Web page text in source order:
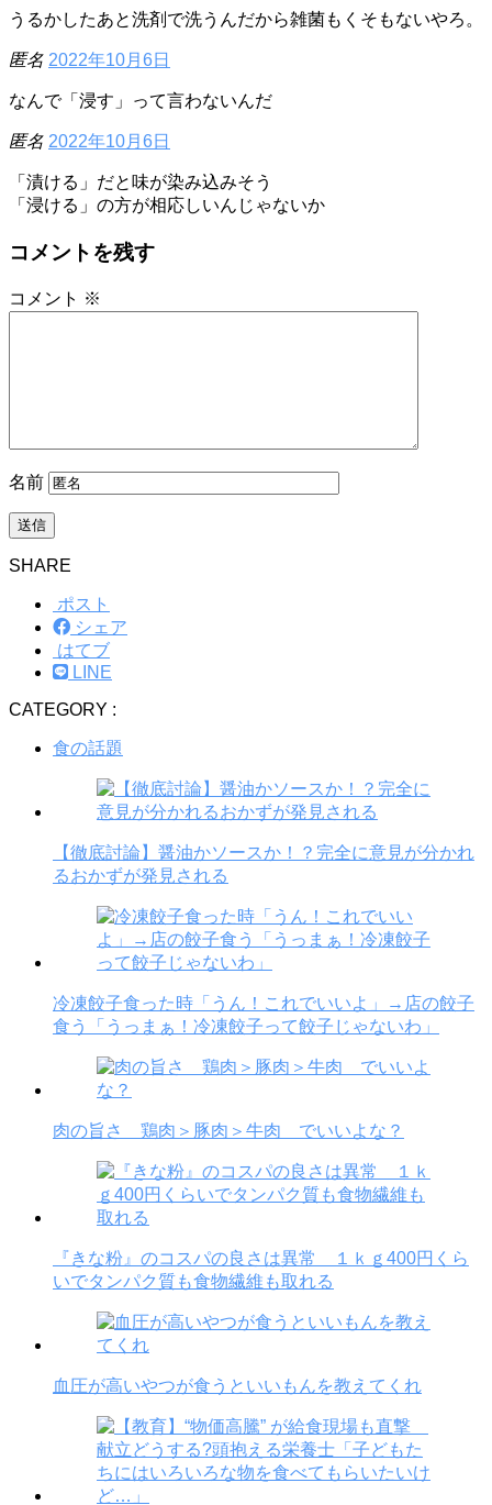
うるかしたあと洗剤で洗うんだから雑菌もくそもないやろ。
匿名 2022年10月6日
なんで「浸す」って言わないんだ
匿名 2022年10月6日
「漬ける」だと味が染み込みそう
「浸ける」の方が相応しいんじゃないか
コメントを残す
コメント ※
名前
SHARE
ポスト
シェア
はてブ
LINE
CATEGORY :
食の話題
【徹底討論】醤油かソースか！？完全に意見が分かれ
るおかずが発見される
冷凍餃子食った時「うん！これでいいよ」→店の餃子
食う「うっまぁ！冷凍餃子って餃子じゃないわ」
肉の旨さ 鶏肉＞豚肉＞牛肉 でいいよな？
『きな粉』のコスパの良さは異常 １ｋｇ400円くら
いでタンパク質も食物繊維も取れる
血圧が高いやつが食うといいもんを教えてくれ